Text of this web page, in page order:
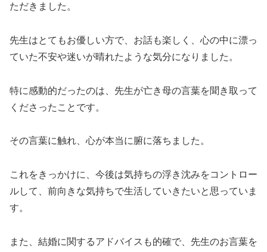
ただきました。
先生はとてもお優しい方で、お話も楽しく、心の中に漂っ
ていた不安や迷いが晴れたような気分になりました。
特に感動的だったのは、先生が亡き母の言葉を聞き取って
くださったことです。
その言葉に触れ、心が本当に腑に落ちました。
これをきっかけに、今後は気持ちの浮き沈みをコントロー
ルして、前向きな気持ちで生活していきたいと思っていま
す。
また、結婚に関するアドバイスも的確で、先生のお言葉を